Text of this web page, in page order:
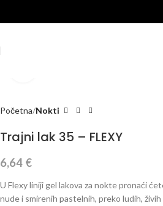
Početna Nokti
Trajni lak 35 – FLEXY
6,64 €
U Flexy liniji gel lakova za nokte pronaći
nude i smirenih pastelnih, preko ludih,